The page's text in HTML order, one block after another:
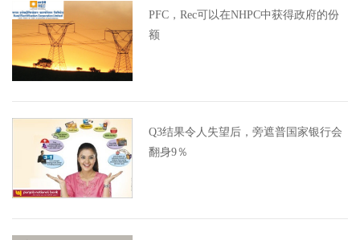
PFC，Rec可以在NHPC中获得政府的份
额
Q3结果令人失望后，旁遮普国家银行会
翻身9％